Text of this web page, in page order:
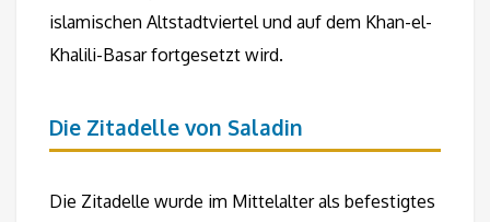
islamischen Altstadtviertel und auf dem Khan-el-
Khalili-Basar fortgesetzt wird.
Die Zitadelle von Saladin
Die Zitadelle wurde im Mittelalter als befestigtes